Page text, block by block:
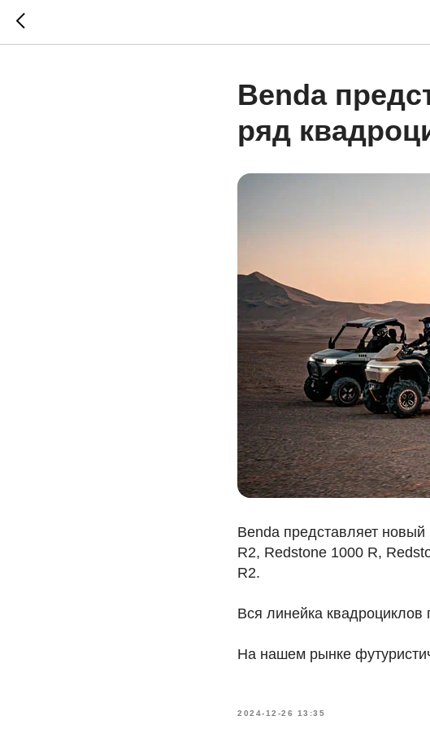
Benda
ряд
Benda представляет
R2, Redstone 1000 R,
R2.
Вся линейка квадроциклов
На нашем рынке
2024-12-26 13:35